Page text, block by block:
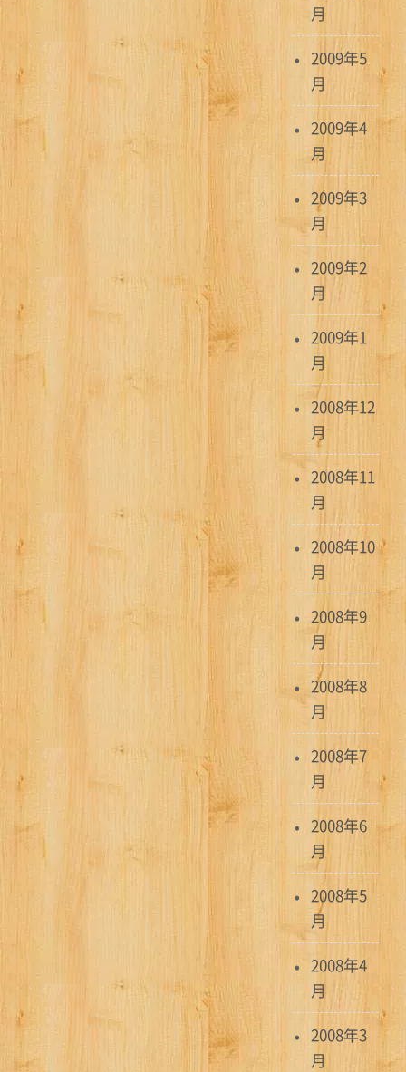
月
2009年5
月
2009年4
月
2009年3
月
2009年2
月
2009年1
月
2008年12
月
2008年11
月
2008年10
月
2008年9
月
2008年8
月
2008年7
月
2008年6
月
2008年5
月
2008年4
月
2008年3
月